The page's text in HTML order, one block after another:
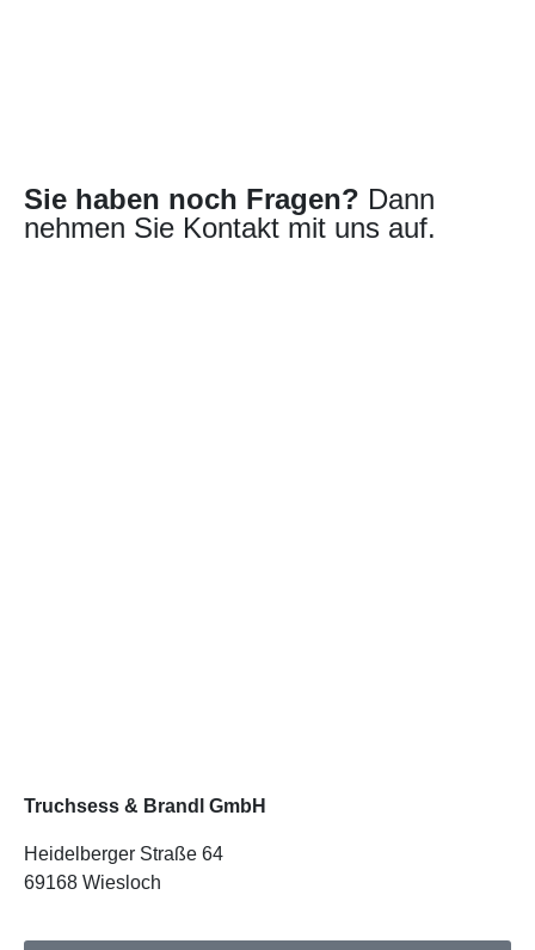
Sie haben noch Fragen? Dann
nehmen Sie Kontakt mit uns auf.
Truchsess & Brandl GmbH
Heidelberger Straße 64
69168 Wiesloch